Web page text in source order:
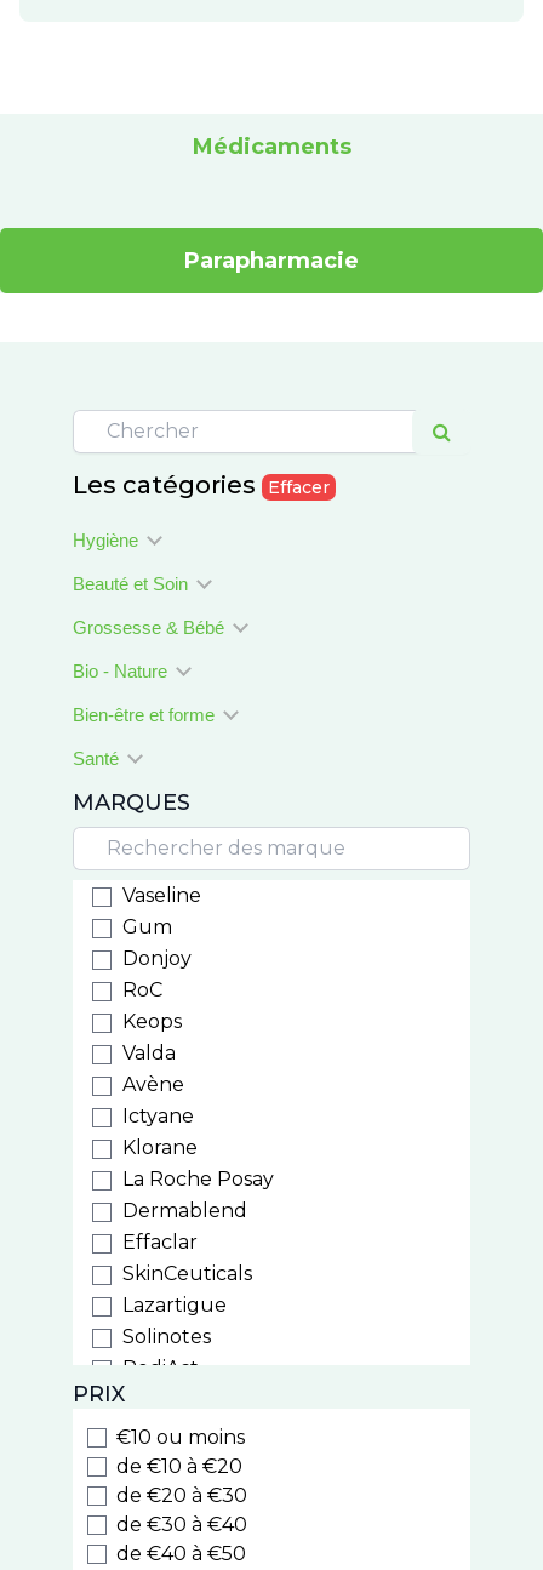
Médicaments
Parapharmacie
Les catégories Effacer
Hygiène
Beauté et Soin
Grossesse & Bébé
Bio - Nature
Bien-être et forme
Santé
MARQUES
Vaseline
Gum
Donjoy
RoC
Keops
Valda
Avène
Ictyane
Klorane
La Roche Posay
Dermablend
Effaclar
SkinCeuticals
Lazartigue
Solinotes
PediAct
PiLeJe
Phytostandard
Arkopharma
Laboratoires du Dr J. Lefèvre
Iphym
Cinq sur Cinq
PRIX
€10 ou moins
de €10 à €20
de €20 à €30
de €30 à €40
de €40 à €50